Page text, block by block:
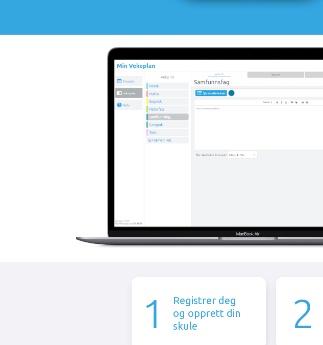
1
Registrer deg
og opprett din
skule
2